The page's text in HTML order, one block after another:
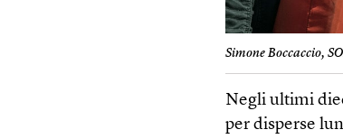
Simone Boccaccio,
Negli ultimi
per disperse